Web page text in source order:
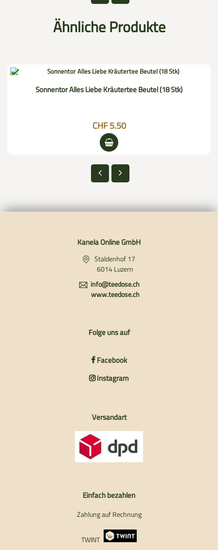
Ähnliche Produkte

Sonnentor Alles Liebe Kräutertee Beutel (18 Stk)
CHF 5.50
Kanela Online GmbH
Staldenhof 17
6014 Luzern
info@teedose.ch
www.teedose.ch
Folge uns auf
Facebook
Instagram
Versandart
Einfach bezahlen
Zahlung auf Rechnung
TWINT